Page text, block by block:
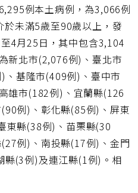
例本土病例，為3,066例
未滿5歲至90歲以上，發
4月25日，其中包含3,104
新北市(2,076例)、臺北市
基隆市(409例)、臺中市
雄市(182例)、宜蘭縣(126
例)、彰化縣(85例)、屏東
東縣(38例)、苗栗縣(30
例)、南投縣(17例)、金門
(3例)及連江縣(1例)。相